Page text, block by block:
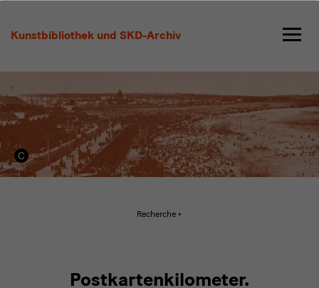
Kunstbibliothek und SKD-Archiv
Postkarten
Recherche
Postkartenkilometer.